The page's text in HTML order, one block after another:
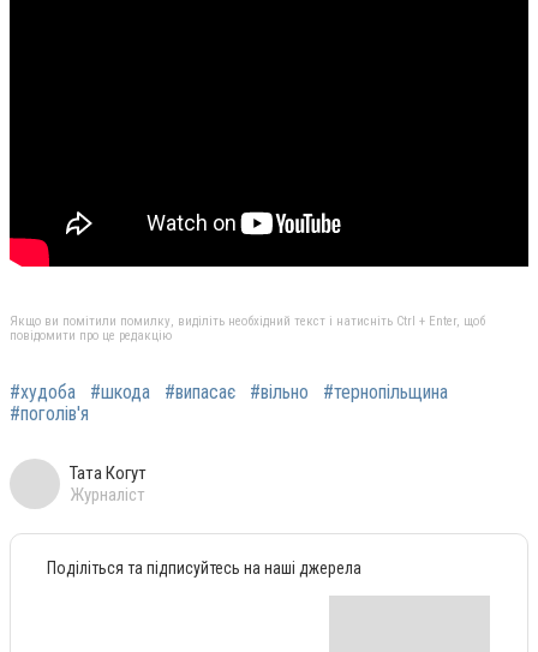
Якщо ви помітили помилку, виділіть необхідний текст і натисніть Ctrl + Enter, щоб
повідомити про це редакцію
#худоба #шкода #випасає #вільно
#тернопільщина
#поголів'я
Тата Когут
Журналіст
Поділіться та підписуйтесь на наші джерела